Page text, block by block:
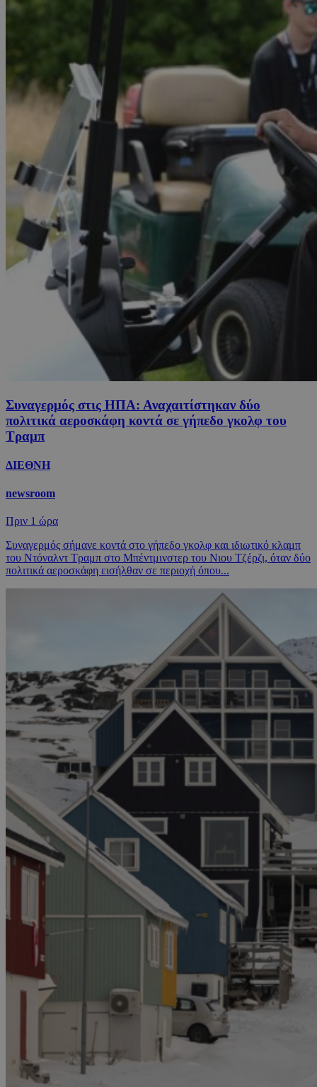
Συναγερμός στις ΗΠΑ: Αναχαιτίστηκαν δύο
πολιτικά αεροσκάφη κοντά σε γήπεδο γκολφ του
Τραμπ
ΔΙΕΘΝΗ
newsroom
Πριν 1 ώρα
Συναγερμός σήμανε κοντά στο γήπεδο γκολφ και ιδιωτικό κλαμπ
του Ντόναλντ Τραμπ στο Μπέντμινστερ του Νιου Τζέρζι, όταν δύο
πολιτικά αεροσκάφη εισήλθαν σε περιοχή όπου...